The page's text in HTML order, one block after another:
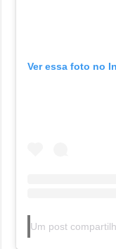
Ver essa foto no